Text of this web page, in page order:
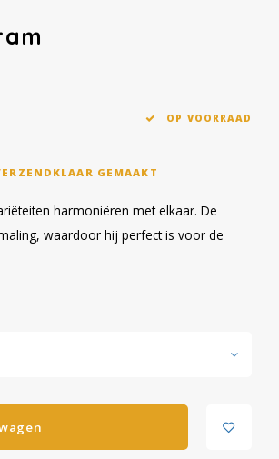
OP VOORRAAD
GEMAAKT
harmoniëren met elkaar. De
waardoor hij perfect is voor de